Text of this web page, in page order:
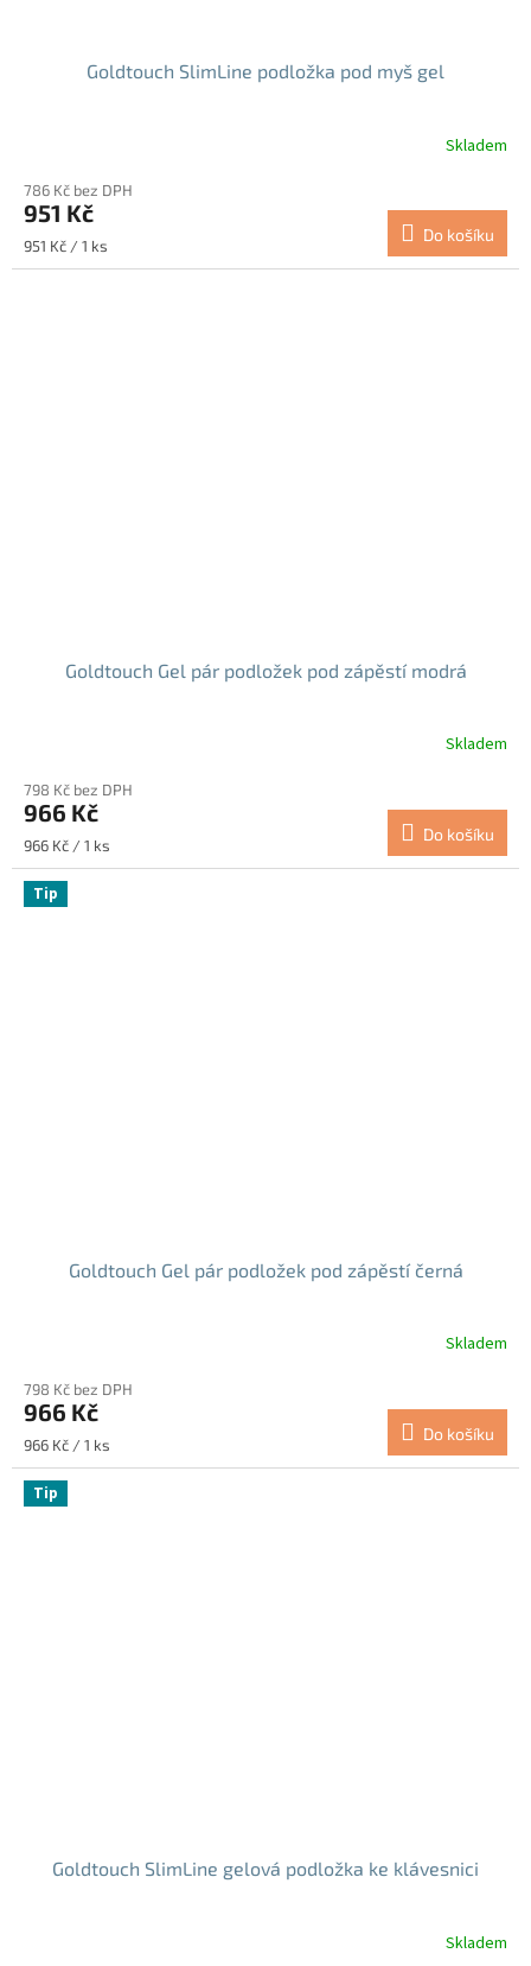
Goldtouch SlimLine podložka pod myš gel
Skladem
786 Kč bez DPH
951 Kč
Měrná
cena:
951 Kč / 1 ks
Do košíku
Goldtouch Gel pár podložek pod zápěstí modrá
Skladem
798 Kč bez DPH
966 Kč
Měrná
cena:
966 Kč / 1 ks
Do košíku
Tip
Goldtouch Gel pár podložek pod zápěstí černá
Skladem
798 Kč bez DPH
966 Kč
Měrná
cena:
966 Kč / 1 ks
Do košíku
Tip
Goldtouch SlimLine gelová podložka ke klávesnici
Skladem